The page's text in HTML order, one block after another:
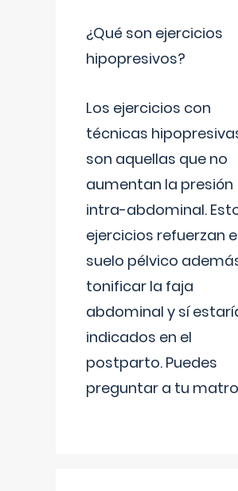
¿Qué son ejercicios
hipopresivos?
Los ejercicios con
técnicas
son aquellas que no
aumentan la presión
intra-abdominal.
ejercicios refuerzan
suelo pélvico
tonificar la faja
abdominal y sí
indicados en el
postparto. Puedes
preguntar a tu